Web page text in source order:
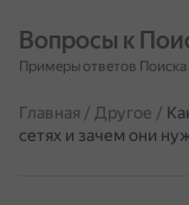
Вопросы к
Примеры ответов Поиска
Главная / Другое /
сетях и зачем они